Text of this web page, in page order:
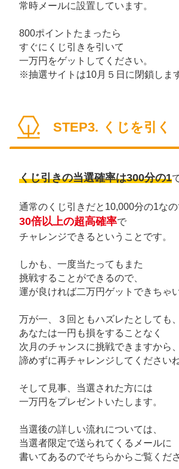
常時メールに設置しています。
800ポイントたまったら
すぐにくじ引きを引いて
一万円をゲットしてください。
※抽選サイトは10月５日に閉鎖しま
STEP3. くじを引く
くじ引きの当選確率は300分の1
通常のくじ引きだと10,000分の1な
30倍以上の超高確率で
チャレンジできるということです。
しかも、一度当たってもまた
挑戦することができるので、
運が良ければ二万円ゲットできちゃ
万が一、３回ともハズレたとしても、
あなたは一円も損をすることなく
次月のチャンスに挑戦できますから、
諦めずに再チャレンジしてください
そして見事、当選された方には
一万円をプレゼントいたします。
当選後の詳しい流れについては、
当選者限定で送られてくるメールに
書いてあるのでそちらからご覧くださ